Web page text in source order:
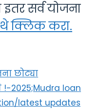
इतर सर्व योजना
क्लिक करा.
छोट्या
!-2025;Mudra loan
latest updates